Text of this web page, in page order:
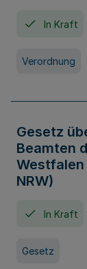
In Kraft
Verordnung
Gesetz
Beamten
Westfalen
NRW)
In Kraft
Gesetz